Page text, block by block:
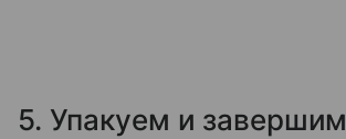
5. Упакуем и завершим